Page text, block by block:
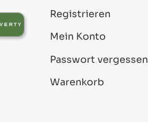
Registrieren
Mein Konto
Passwort vergessen
Warenkorb